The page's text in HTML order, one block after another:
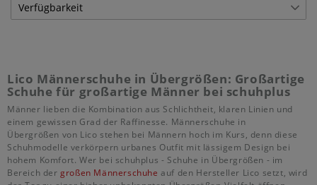
€ ― €
Verfügbarkeit
Lico Männerschuhe in Übergrößen: Großartige
Schuhe für großartige Männer bei schuhplus
Männer lieben die Kombination aus Schlichtheit, klaren Linien und
einem gewissen Grad der Raffinesse. Männerschuhe in
Übergrößen von Lico stehen bei Männern hoch im Kurs, denn diese
Schuhmodelle verkörpern urbanes Outfit mit lässigem Design bei
hohem Komfort. Wer bei schuhplus - Schuhe in Übergrößen - im
Bereich der großen Männerschuhe auf den Hersteller Lico setzt, wird